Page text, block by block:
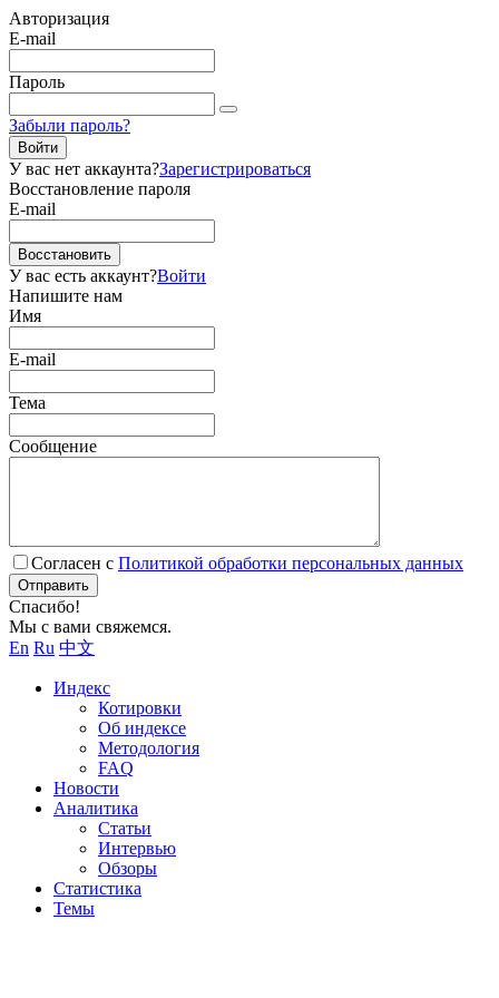
Авторизация
E-mail
Пароль
Забыли пароль?
Войти
У вас нет аккаунта?Зарегистрироваться
Восстановление пароля
E-mail
Восстановить
У вас есть аккаунт?Войти
Напишите нам
Имя
E-mail
Тема
Сообщение
Согласен с Политикой обработки персональных данных
Отправить
Спасибо!
Мы с вами свяжемся.
En Ru 中文
Индекс
Котировки
Об индексе
Методология
FAQ
Новости
Аналитика
Статьи
Интервью
Обзоры
Статистика
Темы